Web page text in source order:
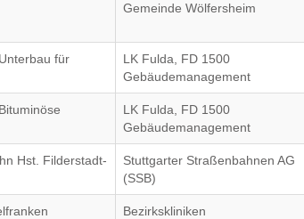
Gemeinde Wölfersheim
für
LK Fulda, FD 1500
Gebäudemanagement
LK Fulda, FD 1500
Gebäudemanagement
Hst. Filderstadt-
Stuttgarter Straßenbahnen AG
(SSB)
Bezirkskliniken